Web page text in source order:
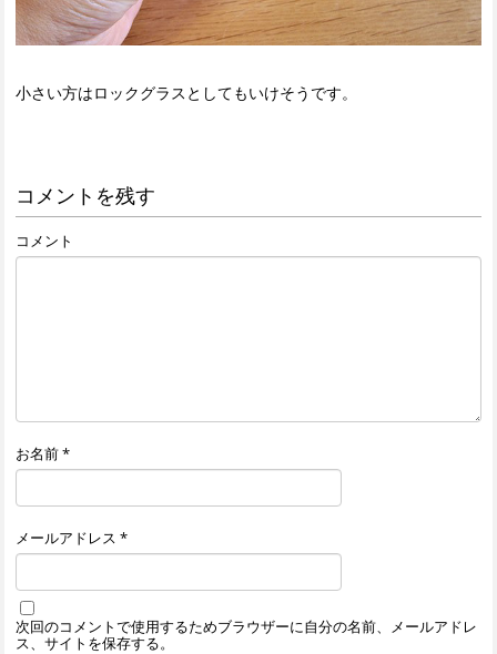
小さい方はロックグラスとしてもいけそうです。
コメントを残す
コメント
お名前*
メールアドレス *
次回のコメントで使用するためブラウザーに自分の名前、メールアドレ
ス、サイトを保存する。